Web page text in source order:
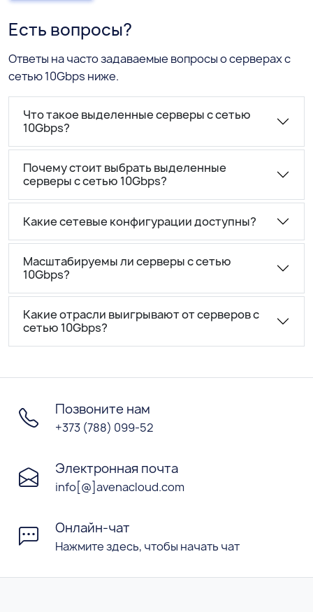
Есть вопросы?
Ответы на часто задаваемые вопросы о серверах с
сетью 10Gbps ниже.
Что такое выделенные серверы с сетью
10Gbps?
Почему стоит выбрать выделенные
серверы с сетью 10Gbps?
Какие сетевые конфигурации доступны?
Масштабируемы ли серверы с сетью
10Gbps?
Какие отрасли выигрывают от серверов с
сетью 10Gbps?
Позвоните нам
+373 (788) 099-52
Электронная почта
info[@]avenacloud.com
Онлайн-чат
Нажмите здесь, чтобы начать чат